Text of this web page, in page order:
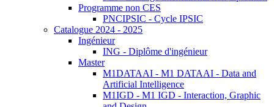
Programme non CES
PNCIPSIC - Cycle IPSIC
Catalogue 2024 - 2025
Ingénieur
ING - Diplôme d'ingénieur
Master
M1DATAAI - M1 DATAAI - Data and
Artificial Intelligence
M1IGD - M1 IGD - Interaction, Graphic